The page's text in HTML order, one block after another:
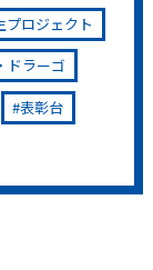
プロジェクト
ドラーゴ
表彰台